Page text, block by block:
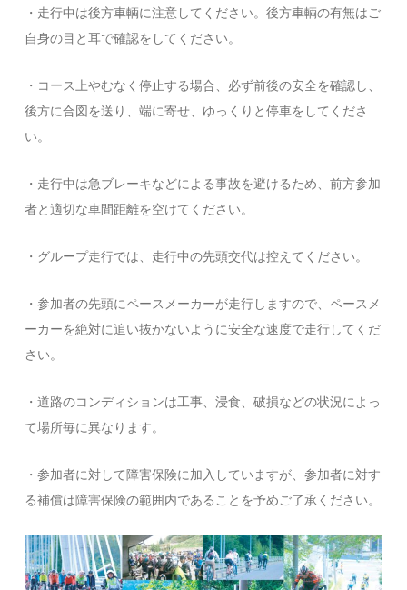
・走行中は後方車輌に注意してください。後方車輌の有無はご
自身の目と耳で確認をしてください。
・コース上やむなく停止する場合、必ず前後の安全を確認し、
後方に合図を送り、端に寄せ、ゆっくりと停車をしてくださ
い。
・走行中は急ブレーキなどによる事故を避けるため、前方参加
者と適切な車間距離を空けてください。
・グループ走行では、走行中の先頭交代は控えてください。
・参加者の先頭にペースメーカーが走行しますので、ペースメ
ーカーを絶対に追い抜かないように安全な速度で走行してくだ
さい。
・道路のコンディションは工事、浸食、破損などの状況によっ
て場所毎に異なります。
・参加者に対して障害保険に加入していますが、参加者に対す
る補償は障害保険の範囲内であることを予めご了承ください。